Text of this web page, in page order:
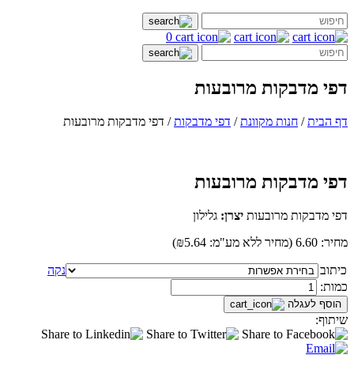
0
דפי מדבקות מרובעות
דף הבית/ חנות מקוונת/ דפי מדבקות/ דפי מדבקות מרובעות
דפי מדבקות מרובעות
דפי מדבקות מרובעות יצרן: גלילון
מחיר: 6.60
(מחיר ללא מע"מ: ₪5.64
)
כיתוב
נקה
כמות
כמות:
הוסף לעגלה
שיתוף: